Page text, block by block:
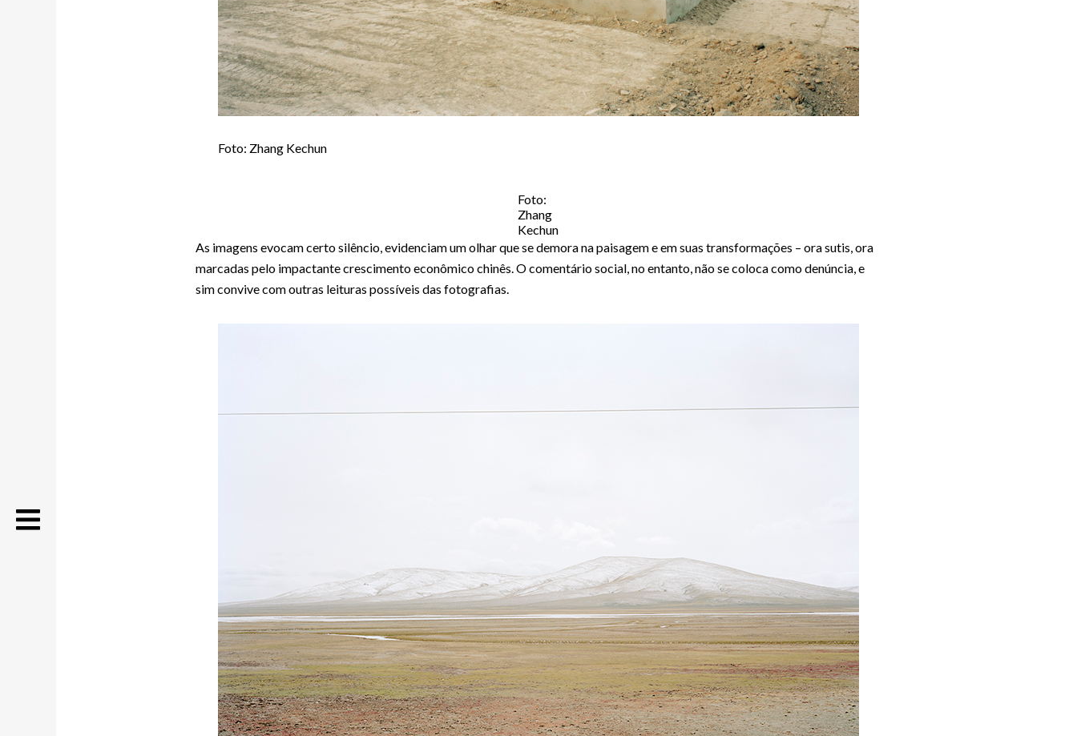
Foto: Zhang Kechun
Foto:
Zhang
Kechun
As imagens evocam certo silêncio, evidenciam um olhar que se demora na paisagem e em suas transformações – ora sutis, ora
marcadas pelo impactante crescimento econômico chinês. O comentário social, no entanto, não se coloca como denúncia, e
sim convive com outras leituras possíveis das fotografias.